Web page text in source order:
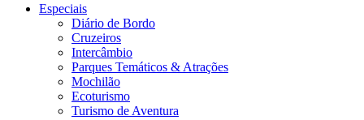
Especiais
Diário de Bordo
Cruzeiros
Intercâmbio
Parques Temáticos & Atrações
Mochilão
Ecoturismo
Turismo de Aventura